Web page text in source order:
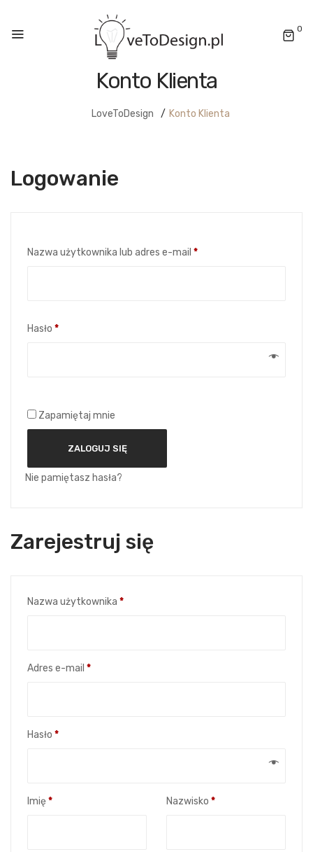
0
Konto Klienta
LoveToDesign / Konto Klienta
Logowanie
Nazwa użytkownika lub adres e-mail *Wymagane
Hasło *Wymagane
Zapamiętaj mnie
ZALOGUJ SIĘ
Nie pamiętasz hasła?
Zarejestruj się
Nazwa użytkownika *Wymagane
Adres e-mail *Wymagane
Hasło *Wymagane
Imię * Nazwisko*